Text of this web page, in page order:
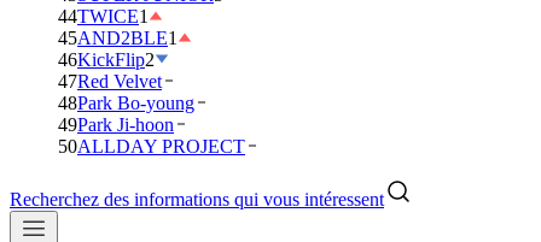
44TWICE1
45AND2BLE1
46KickFlip2
47Red Velvet
48Park Bo-young
49Park Ji-hoon
50ALLDAY PROJECT
Recherchez des informations qui vous intéressent